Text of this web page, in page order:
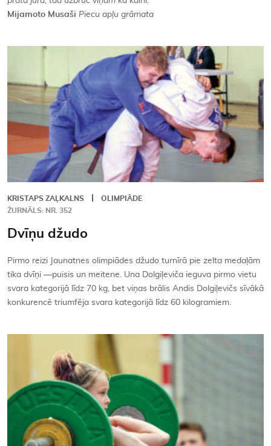
Mijamoto Musaši Piecu apļu grāmata
KRISTAPS ZAĻKALNS
OLIMPIĀDE
ŽURNĀLS: NR. 352
Dvīņu džudo
Pirmo reizi Jaunatnes olimpiādes džudo turnīrā pie zelta medaļām
tika dvīņi —puisis un meitene. Una Dolgiļeviča ieguva pirmo vietu
svara kategorijā līdz 70 kg, bet viņas brālis Andis Dolgiļevičs sīvākā
konkurencē triumfēja svara kategorijā līdz 60 kilogramiem.